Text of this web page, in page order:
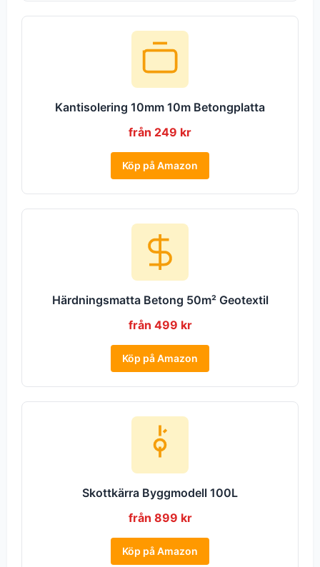
Kantisolering 10mm 10m Betongplatta
från 249 kr
Köp på Amazon
Härdningsmatta Betong 50m² Geotextil
från 499 kr
Köp på Amazon
Skottkärra Byggmodell 100L
från 899 kr
Köp på Amazon